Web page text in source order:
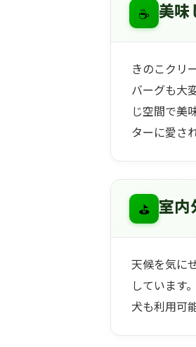
☕ 美味
きのこクリ
バーグも大
じ空間で美
ターに愛さ
⛳ 室内
天候を気に
しています
犬も利用可